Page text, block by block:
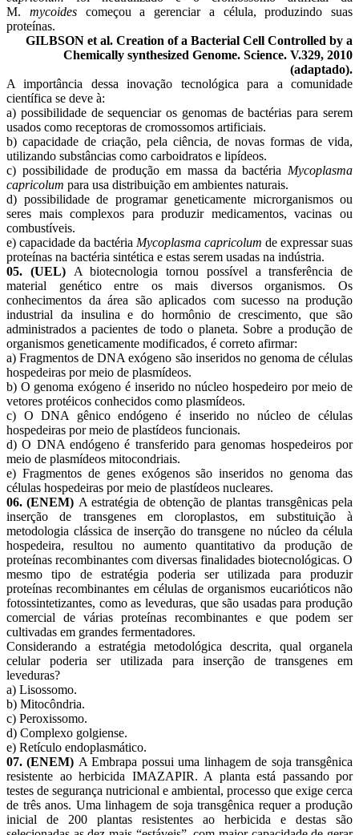
M. mycoidescomeçou a gerenciar a célula, produzindo suas
proteínas.
GILBSON et al. Creation of a Bacterial Cell Controlled by a
Chemically synthesized Genome. Science. V.329, 2010
(adaptado).
A importância dessa inovação tecnológica para a comunidade
científica se deve à:
a) possibilidade de sequenciar os genomas de bactérias para serem
usados como receptoras de cromossomos artificiais.
b) capacidade de criação, pela ciência, de novas formas de vida,
utilizando substâncias como carboidratos e lipídeos.
c) possibilidade de produção em massa da bactéria Mycoplasma
capricolum para usa distribuição em ambientes naturais.
d) possibilidade de programar geneticamente microrganismos ou
seres mais complexos para produzir medicamentos, vacinas ou
combustíveis.
e) capacidade da bactéria Mycoplasma capricolum de expressar suas
proteínas na bactéria sintética e estas serem usadas na indústria.
05. (UEL) A biotecnologia tornou possível a transferência de
material genético entre os mais diversos organismos. Os
conhecimentos da área são aplicados com sucesso na produção
industrial da insulina e do hormônio de crescimento, que são
administrados a pacientes de todo o planeta. Sobre a produção de
organismos geneticamente modificados, é correto afirmar:
a) Fragmentos de DNA exógeno são inseridos no genoma de células
hospedeiras por meio de plasmídeos.
b) O genoma exógeno é inserido no núcleo hospedeiro por meio de
vetores protéicos conhecidos como plasmídeos.
c) O DNA gênico endógeno é inserido no núcleo de células
hospedeiras por meio de plastídeos funcionais.
d) O DNA endógeno é transferido para genomas hospedeiros por
meio de plasmídeos mitocondriais.
e) Fragmentos de genes exógenos são inseridos no genoma das
células hospedeiras por meio de plastídeos nucleares.
06. (ENEM) A estratégia de obtenção de plantas transgênicas pela
inserção de transgenes em cloroplastos, em substituição à
metodologia clássica de inserção do transgene no núcleo da célula
hospedeira, resultou no aumento quantitativo da produção de
proteínas recombinantes com diversas finalidades biotecnológicas. O
mesmo tipo de estratégia poderia ser utilizada para produzir
proteínas recombinantes em células de organismos eucarióticos não
fotossintetizantes, como as leveduras, que são usadas para produção
comercial de várias proteínas recombinantes e que podem ser
cultivadas em grandes fermentadores.
Considerando a estratégia metodológica descrita, qual organela
celular poderia ser utilizada para inserção de transgenes em
leveduras?
a) Lisossomo.
b) Mitocôndria.
c) Peroxissomo.
d) Complexo golgiense.
e) Retículo endoplasmático.
07. (ENEM) A Embrapa possui uma linhagem de soja transgênica
resistente ao herbicida IMAZAPIR. A planta está passando por
testes de segurança nutricional e ambiental, processo que exige cerca
de três anos. Uma linhagem de soja transgênica requer a produção
inicial de 200 plantas resistentes ao herbicida e destas são